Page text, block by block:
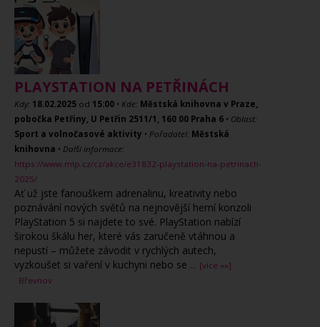
PLAYSTATION NA PETŘINÁCH
Kdy: 18.02.2025 od 15:00 • Kde: Městská knihovna v Praze,
pobočka Petřiny, U Petřin 2511/1, 160 00 Praha 6 • Oblast:
Sport a volnočasové aktivity • Pořadatel: Městská
knihovna • Další informace:
https://www.mlp.cz/cz/akce/e31832-playstation-na-petrinach-
2025/
Ať už jste fanouškem adrenalinu, kreativity nebo
poznávání nových světů na nejnovější herní konzoli
PlayStation 5 si najdete to své. PlayStation nabízí
širokou škálu her, které vás zaručeně vtáhnou a
nepustí – můžete závodit v rychlých autech,
vyzkoušet si vaření v kuchyni nebo se ... [více »»]
Břevnov